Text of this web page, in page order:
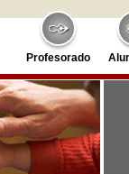
Profesorado